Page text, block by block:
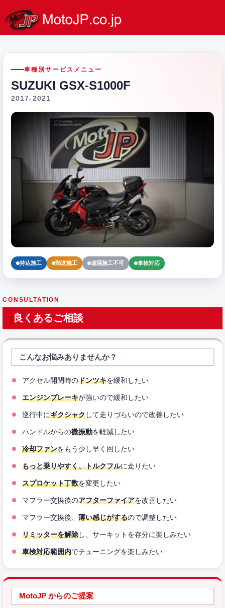
車種別サービスメニュー
SUZUKI GSX-S1000F
2017-2021
持込施工 郵送施工 遠隔施工不可 車検対応
CONSULTATION
良くあるご相談
こんなお悩みありませんか？
アクセル開閉時のドンツキを緩和したい
エンジンブレーキが強いので緩和したい
巡行中にギクシャクして走りづらいので改善したい
ハンドルからの微振動を軽減したい
冷却ファンをもう少し早く回したい
もっと乗りやすく、トルクフルに走りたい
スプロケット丁数を変更したい
マフラー交換後のアフターファイアを改善したい
マフラー交換後、 薄い感じがするので調整したい
リミッターを解除し、サーキットを存分に楽しみたい
車検対応範囲内でチューニングを楽しみたい
MotoJP からのご提案